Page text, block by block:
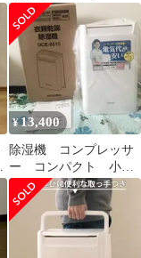
製】
¥13,400
除湿機 コンプレッサ
ー コンパクト 小
型 16畳 DCE-6515
2024年製